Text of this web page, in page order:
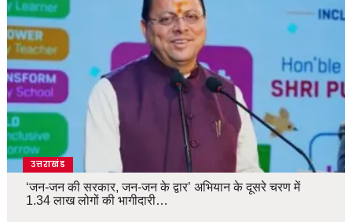
उत्तराखंड
‘जन-जन की सरकार, जन-जन के द्वार’ अभियान के दूसरे चरण में
1.34 लाख लोगों की भागीदारी…